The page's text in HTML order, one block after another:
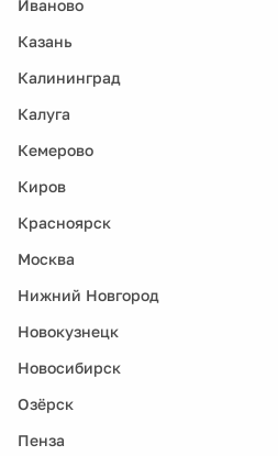
Иваново
Казань
Калининград
Калуга
Кемерово
Киров
Красноярск
Москва
Нижний Новгород
Новокузнецк
Новосибирск
Озёрск
Пенза